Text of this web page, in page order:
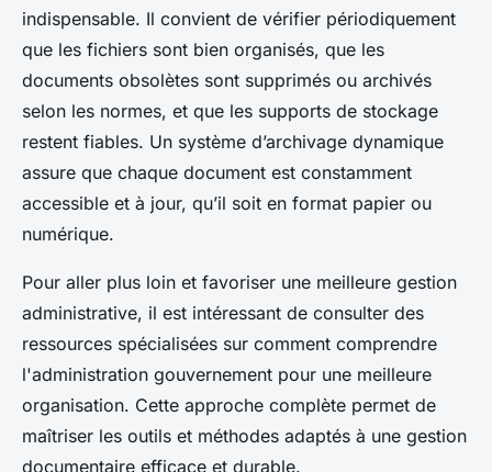
indispensable. Il convient de vérifier périodiquement
que les fichiers sont bien organisés, que les
documents obsolètes sont supprimés ou archivés
selon les normes, et que les supports de stockage
restent fiables. Un système d’archivage dynamique
assure que chaque document est constamment
accessible et à jour, qu’il soit en format papier ou
numérique.
Pour aller plus loin et favoriser une meilleure gestion
administrative, il est intéressant de consulter des
ressources spécialisées sur comment comprendre
l'administration gouvernement pour une meilleure
organisation. Cette approche complète permet de
maîtriser les outils et méthodes adaptés à une gestion
documentaire efficace et durable.